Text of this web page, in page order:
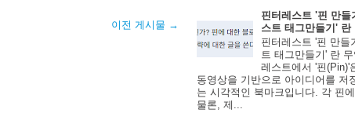
이전 게시물 →
핀터레스트 '핀 만들
스트 태그만들기' 란
핀터레스트 '핀 만들
트 태그만들기' 란
레스트에서 '핀(Pin)'
동영상을 기반으로 아이디어를 저
는 시각적인 북마크입니다. 각 핀
물론, 제...